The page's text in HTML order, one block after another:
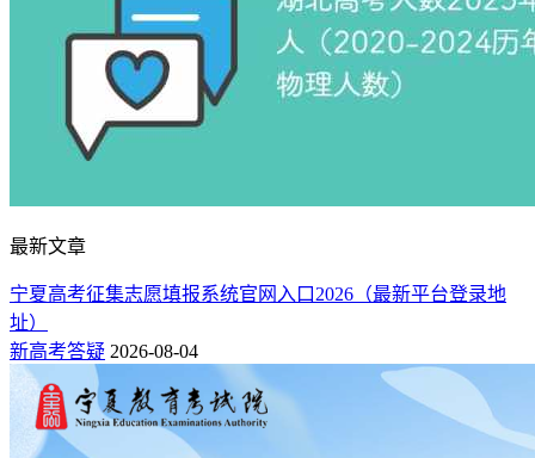
最新文章
宁夏高考征集志愿填报系统官网入口2026（最新平台登录地
址）
新高考答疑 2026-08-04